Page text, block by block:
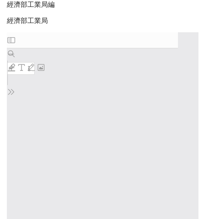
經濟部工業局編
經濟部工業局